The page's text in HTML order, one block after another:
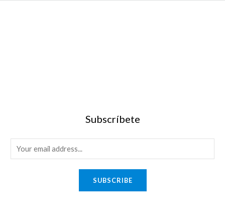
Subscríbete
SUBSCRIBE